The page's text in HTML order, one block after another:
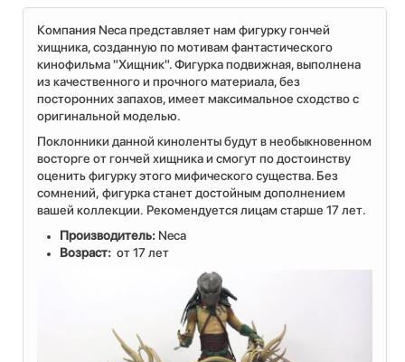
Компания Neca представляет нам фигурку гончей
хищника, созданную по мотивам фантастического
кинофильма "Хищник". Фигурка подвижная, выполнена
из качественного и прочного материала, без
посторонних запахов, имеет максимальное сходство с
оригинальной моделью.
Поклонники данной киноленты будут в необыкновенном
восторге от гончей хищника и смогут по достоинству
оценить фигурку этого мифического существа. Без
сомнений, фигурка станет достойным дополнением
вашей коллекции. Рекомендуется лицам старше 17 лет.
Производитель: Neca
Возраст: от 17 лет